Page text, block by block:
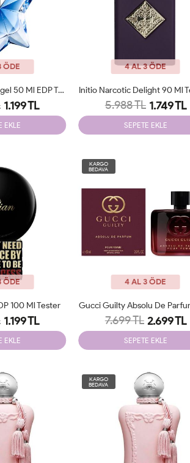
ÖDE
Thierry Mugler Angel 50 Ml EDP Tester
1.199 TL
EKLE
4 AL 3 ÖDE
5.988 TL 1.749 TL
SEPETE EKLE
ÖDE
100 Ml Tester
1.199 TL
EKLE
KARGO
BEDAVA
4 AL 3 ÖDE
7.699 TL 2.699 TL
SEPETE EKLE
KARGO
BEDAVA